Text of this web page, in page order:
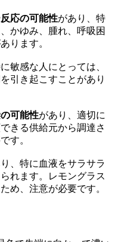
応の可能性があり、特
かゆみ、腫れ、呼吸困
ります。
敏感な人にとっては、
引き起こすことがあり
可能性があり、適切に
きる供給元から調達さ
す。
、特に血液をサラサラ
れます。レモングラス
め、注意が必要です。